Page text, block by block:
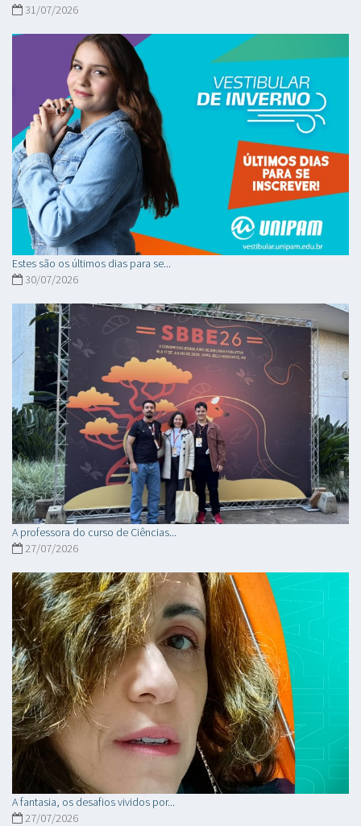
31/07/2026
Estes são os últimos dias para se...
30/07/2026
A professora do curso de Ciências...
27/07/2026
A fantasia, os desafios vividos por...
27/07/2026